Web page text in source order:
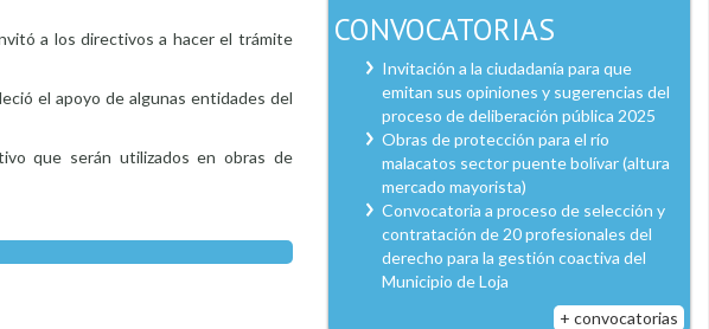
a los directivos a hacer el trámite
el apoyo de algunas entidades del
que serán utilizados en obras de
CONVOCATORIAS
Invitación a la ciudadanía para que
emitan sus opiniones y sugerencias del
proceso de deliberación pública 2025
Obras de protección para el río
malacatos sector puente bolívar (altura
mercado mayorista)
Convocatoria a proceso de selección y
contratación de 20 profesionales del
derecho para la gestión coactiva del
Municipio de Loja
+ convocatorias